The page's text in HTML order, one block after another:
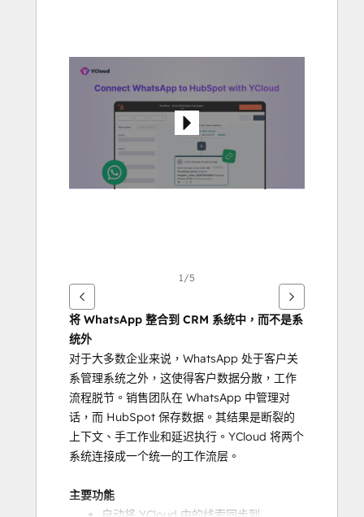
1/5
将 WhatsApp 整合到 CRM 系统中，而不是系
统外
对于大多数企业来说，WhatsApp 处于客户关
系管理系统之外，这使得客户数据分散，工作
流程脱节。销售团队在 WhatsApp 中管理对
话，而 HubSpot 保存数据。其结果是断裂的
上下文、手工作业和延迟执行。YCloud 将两个
系统连接成一个统一的工作流层。
主要功能